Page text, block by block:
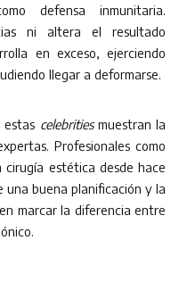
defensa inmunitaria.
ni altera el resultado
en exceso, ejerciendo
llegar a deformarse.
estas celebritiesmuestran la
Profesionales como
estética desde hace
una buena planificación y la
marcar la diferencia entre